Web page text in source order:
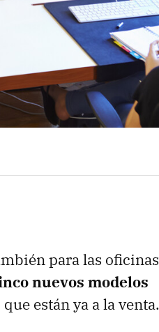
para las oficinas
nuevos modelos
están ya a la venta.